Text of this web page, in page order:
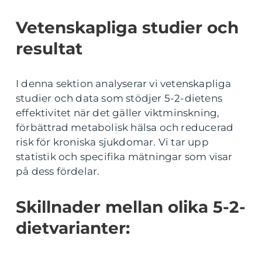
Vetenskapliga studier och
resultat
I denna sektion analyserar vi vetenskapliga
studier och data som stödjer 5-2-dietens
effektivitet när det gäller viktminskning,
förbättrad metabolisk hälsa och reducerad
risk för kroniska sjukdomar. Vi tar upp
statistik och specifika mätningar som visar
på dess fördelar.
Skillnader mellan olika 5-2-
dietvarianter: